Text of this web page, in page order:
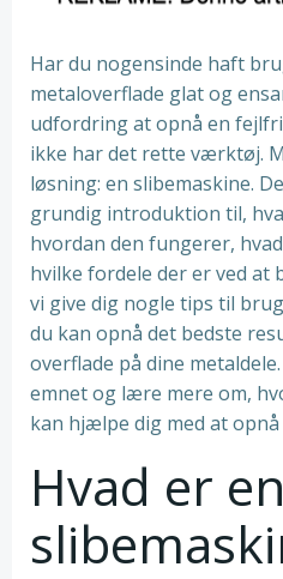
Har du nogensinde haft
metaloverflade glat og
udfordring at opnå en
ikke har det rette værktøj.
løsning: en slibemaskine.
grundig introduktion til,
hvordan den fungerer,
hvilke fordele der er ved at
vi give dig nogle tips til
du kan opnå det bedste
overflade på dine
emnet og lære mere om,
kan hjælpe dig med at
Hvad er en